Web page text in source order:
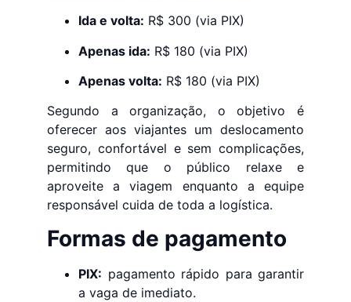
Ida e volta: R$ 300 (via PIX)
Apenas ida: R$ 180 (via PIX)
Apenas volta: R$ 180 (via PIX)
Segundo a organização, o objetivo é
oferecer aos viajantes um deslocamento
seguro, confortável e sem complicações,
permitindo que o público relaxe e
aproveite a viagem enquanto a equipe
responsável cuida de toda a logística.
Formas de pagamento
PIX: pagamento rápido para garantir
a vaga de imediato.